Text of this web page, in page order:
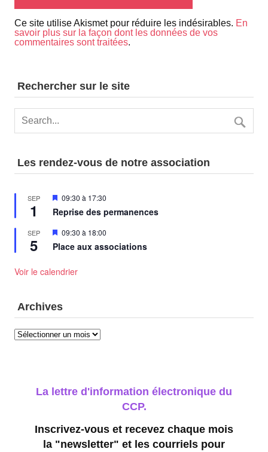
Ce site utilise Akismet pour réduire les indésirables. En
savoir plus sur la façon dont les données de vos
commentaires sont traitées.
Rechercher sur le site
Les rendez-vous de notre association
SEP
1
Mis
avant
09:30 à 17:30
Reprise des permanences
SEP
5
Mis
avant
09:30 à 18:00
Place aux associations
Voir le calendrier
Archives
Archives
La lettre d'information électronique du
CCP.
Inscrivez-vous et recevez chaque mois
la "newsletter" et les courriels pour